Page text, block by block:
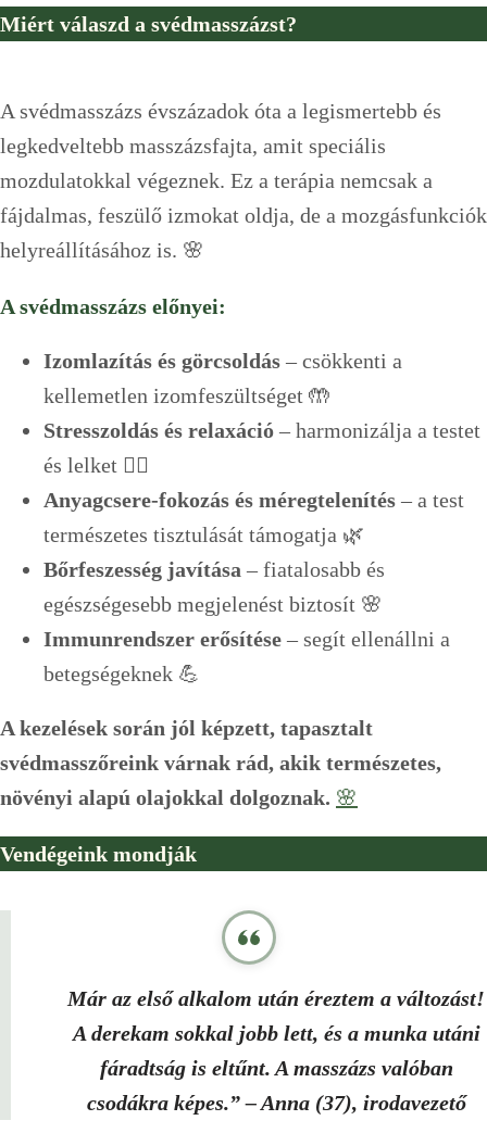
Miért válaszd a svédmasszázst?
A svédmasszázs évszázadok óta a legismertebb és
legkedveltebb masszázsfajta, amit speciális
mozdulatokkal végeznek. Ez a terápia nemcsak a
fájdalmas, feszülő izmokat oldja, de a mozgásfunkciók
helyreállításához is. 🌸
A svédmasszázs előnyei:
Izomlazítás és görcsoldás– csökkenti a
kellemetlen izomfeszültséget 🤲
Stresszoldás és relaxáció– harmonizálja a testet
és lelket 🧘‍♂️
Anyagcsere-fokozás és méregtelenítés– a test
természetes tisztulását támogatja 🌿
Bőrfeszesség javítása – fiatalosabb és
egészségesebb megjelenést biztosít 🌸
Immunrendszer erősítése– segít ellenállni a
betegségeknek 💪
A kezelések során jól képzett, tapasztalt
svédmasszőreink várnak rád, akik természetes,
növényi alapú olajokkal dolgoznak. 🌸
Vendégeink mondják
Már az első alkalom után éreztem a változást!
A derekam sokkal jobb lett, és a munka utáni
fáradtság is eltűnt. A masszázs valóban
csodákra képes.”– Anna (37), irodavezető